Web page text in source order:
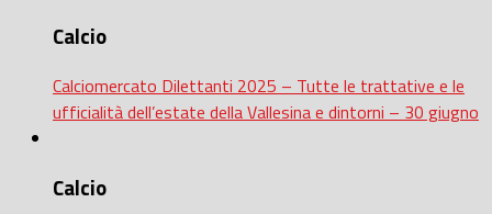
Calcio
Calciomercato Dilettanti 2025 – Tutte le trattative e le
ufficialità dell’estate della Vallesina e dintorni – 30 giugno
Calcio